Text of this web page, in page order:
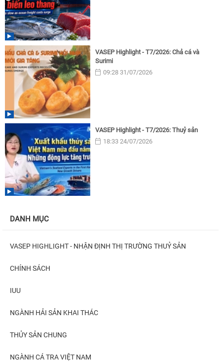
VASEP Highlight - T7/2026: Chả cá và
Surimi
09:28 31/07/2026
VASEP Highlight - T7/2026: Thuỷ sản
18:33 24/07/2026
DANH MỤC
VASEP HIGHLIGHT - NHẬN ĐỊNH THỊ TRƯỜNG THUỶ SẢN
CHÍNH SÁCH
IUU
NGÀNH HẢI SẢN KHAI THÁC
THỦY SẢN CHUNG
NGÀNH CÁ TRA VIỆT NAM